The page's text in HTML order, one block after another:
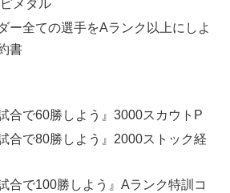
メダル
ー全ての選手をAランク以上にしよ
書
合で60勝しよう』3000スカウトP
合で80勝しよう』2000ストック経
合で100勝しよう』Aランク特訓コ